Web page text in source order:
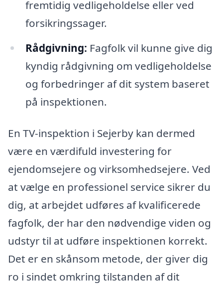
fremtidig vedligeholdelse eller ved
forsikringssager.
Rådgivning: Fagfolk vil kunne give dig
kyndig rådgivning om vedligeholdelse
og forbedringer af dit system baseret
på inspektionen.
En TV-inspektion i Sejerby kan dermed
være en værdifuld investering for
ejendomsejere og virksomhedsejere. Ved
at vælge en professionel service sikrer du
dig, at arbejdet udføres af kvalificerede
fagfolk, der har den nødvendige viden og
udstyr til at udføre inspektionen korrekt.
Det er en skånsom metode, der giver dig
ro i sindet omkring tilstanden af dit